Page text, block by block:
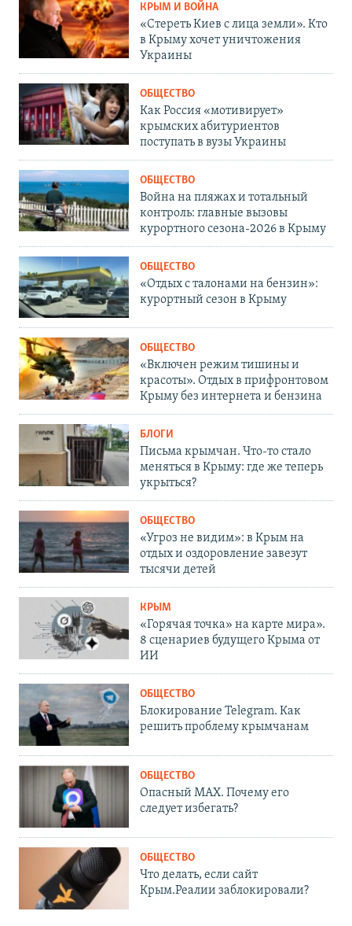
КРЫМ И ВОЙНА
«Стереть Киев с лица земли». Кто
в Крыму хочет уничтожения
Украины
ОБЩЕСТВО
Как Россия «мотивирует»
крымских абитуриентов
поступать в вузы Украины
ОБЩЕСТВО
Война на пляжах и тотальный
контроль: главные вызовы
курортного сезона-2026 в Крыму
ОБЩЕСТВО
«Отдых с талонами на бензин»:
курортный сезон в Крыму
ОБЩЕСТВО
«Включен режим тишины и
красоты». Отдых в прифронтовом
Крыму без интернета и бензина
БЛОГИ
Письма крымчан. Что-то стало
меняться в Крыму: где же теперь
укрыться?
ОБЩЕСТВО
«Угроз не видим»: в Крым на
отдых и оздоровление завезут
тысячи детей
КРЫМ
«Горячая точка» на карте мира».
8 сценариев будущего Крыма от
ИИ
ОБЩЕСТВО
Блокирование Telegram. Как
решить проблему крымчанам
ОБЩЕСТВО
Опасный MAX. Почему его
следует избегать?
ОБЩЕСТВО
Что делать, если сайт
Крым.Реалии заблокировали?